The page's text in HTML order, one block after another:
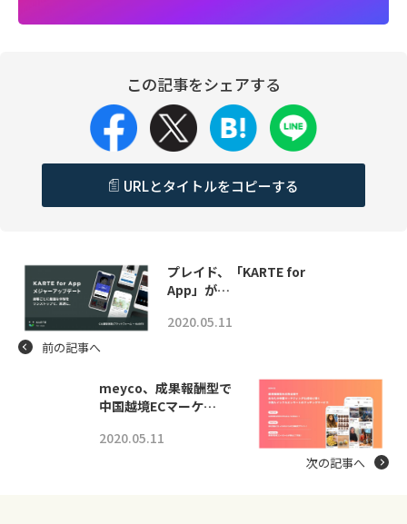
この記事をシェアする
URLとタイトルをコピーする
プレイド、「KARTE for
App」が…
2020.05.11
前の記事へ
meyco、成果報酬型で
中国越境ECマーケ…
2020.05.11
次の記事へ